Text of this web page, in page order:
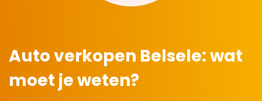
Auto verkopen Belsele:wat
moet je weten?